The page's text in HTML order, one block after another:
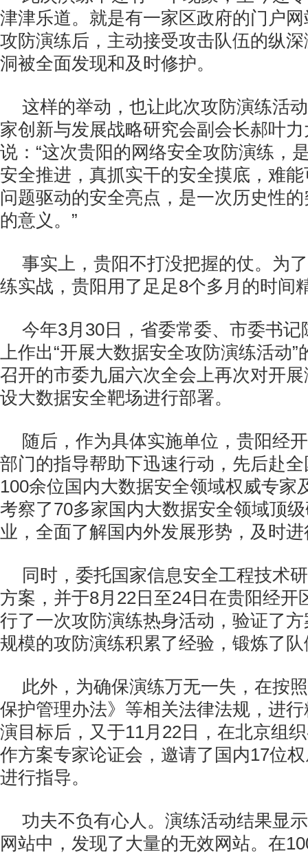
津津乐道。就是有一家区政府的门户
攻防演练后，主动接受攻击队伍的纵
洞被全面发现和及时修护。
这样的举动，也让此次攻防演练活
家创新与发展战略研究会副会长郝叶
说：“这次贵阳的网络安全攻防演练，
安全推进，真抓实干的安全摸底，难
问题驱动的安全亮点，是一次历史性
的意义。”
事实上，贵阳不打没把握的仗。为
练实战，贵阳用了足足8个多月的时
今年3月30日，省委常委、市委书
上作出“开展大数据安全攻防演练活动”
召开的市委九届六次全会上再次对开
设大数据安全靶场进行部署。
随后，作为具体实施单位，贵阳经
部门的指导帮助下迅速行动，先后赴
100余位国内大数据安全领域权威专家
考察了70多家国内大数据安全领域顶
业，全面了解国内外发展形势，及时
同时，委托国家信息安全工程技术
方案，并于8月22日至24日在贵阳经开
行了一次攻防演练热身活动，验证了
规模的攻防演练积累了经验，锻炼了
此外，为确保演练万无一失，在按
保护管理办法》等相关法律法规，进
演目标后，又于11月22日，在北京组
作方案专家论证会，邀请了国内17位
进行指导。
功夫不负有心人。演练活动结果显
网站中，发现了大量的无效网站。在